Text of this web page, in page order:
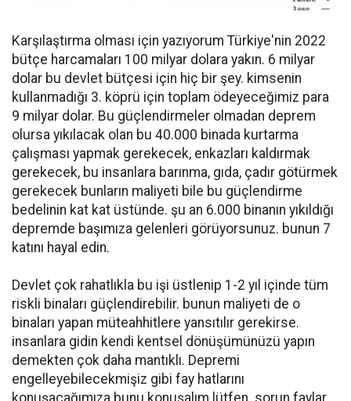
Karşılaştırma olması için yazıyorum Türkiye'nin 2022
bütçe harcamaları 100 milyar dolara yakın. 6 milyar
dolar bu devlet bütçesi için hiç bir şey. kimsenin
kullanmadığı 3. köprü için toplam ödeyeceğimiz para
9 milyar dolar. Bu güçlendirmeler olmadan deprem
olursa yıkılacak olan bu 40.000 binada kurtarma
çalışması yapmak gerekecek, enkazları kaldırmak
gerekecek, bu insanlara barınma, gıda, çadır götürmek
gerekecek bunların maliyeti bile bu güçlendirme
bedelinin kat kat üstünde. şu an 6.000 binanın yıkıldığı
depremde başımıza gelenleri görüyorsunuz. bunun 7
katını hayal edin.
Devlet çok rahatlıkla bu işi üstlenip 1-2 yıl içinde tüm
riskli binaları güçlendirebilir. bunun maliyeti de o
binaları yapan müteahhitlere yansıtılır gerekirse.
insanlara gidin kendi kentsel dönüşümünüzü yapın
demekten çok daha mantıklı. Depremi
engelleyebilecekmişiz gibi fay hatlarını